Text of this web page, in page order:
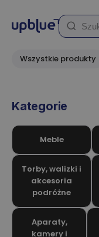
Wszystkie produkty
Kategorie
Meble
Torby, walizki i
akcesoria
podróżne
Aparaty,
kamery i